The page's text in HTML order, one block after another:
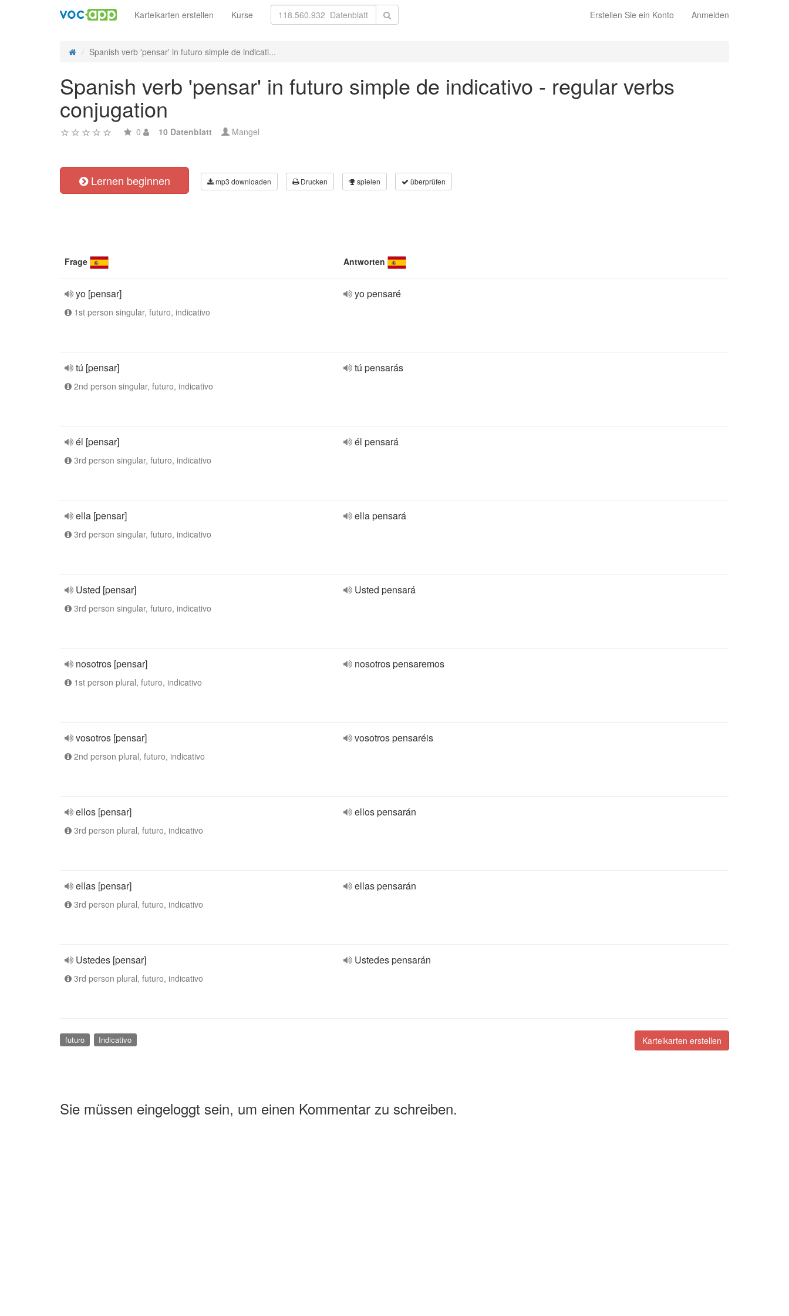
Erstellen Sie ein Konto Anmelden
Karteikarten erstellen Kurse
Spanish verb 'pensar' in futuro simple de indicati...
Spanish verb 'pensar' in futuro simple de indicativo - regular verbs
conjugation
0 10 Datenblatt Mangel
Lernen beginnen mp3 downloaden Drucken spielen überprüfen
Frage Antworten
yo [pensar]
1st person singular, futuro, indicativo
yo pensaré
tú [pensar]
2nd person singular, futuro, indicativo
tú pensarás
él [pensar]
3rd person singular, futuro, indicativo
él pensará
ella [pensar]
3rd person singular, futuro, indicativo
ella pensará
Usted [pensar]
3rd person singular, futuro, indicativo
Usted pensará
nosotros [pensar]
1st person plural, futuro, indicativo
nosotros pensaremos
vosotros [pensar]
2nd person plural, futuro, indicativo
vosotros pensaréis
ellos [pensar]
3rd person plural, futuro, indicativo
ellos pensarán
ellas [pensar]
3rd person plural, futuro, indicativo
ellas pensarán
Ustedes [pensar]
3rd person plural, futuro, indicativo
Ustedes pensarán
Karteikarten erstellen
futuro Indicativo
Sie müssen eingeloggt sein, um einen Kommentar zu schreiben.